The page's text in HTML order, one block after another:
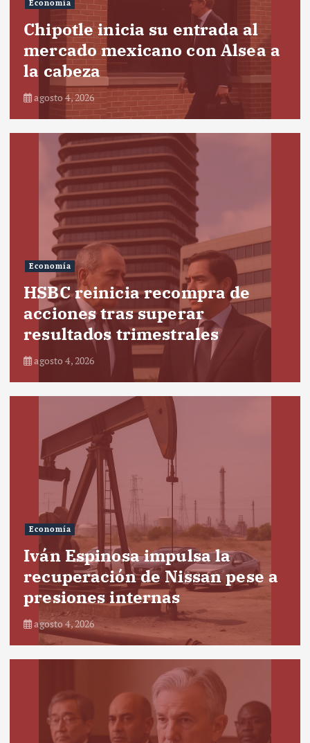
Economía
Chipotle inicia su entrada al
mercado mexicano con Alsea a
la cabeza
agosto 4, 2026
Economía
HSBC reinicia recompra de
acciones tras superar
resultados trimestrales
agosto 4, 2026
Economía
Iván Espinosa impulsa la
recuperación de Nissan pese a
presiones internas
agosto 4, 2026